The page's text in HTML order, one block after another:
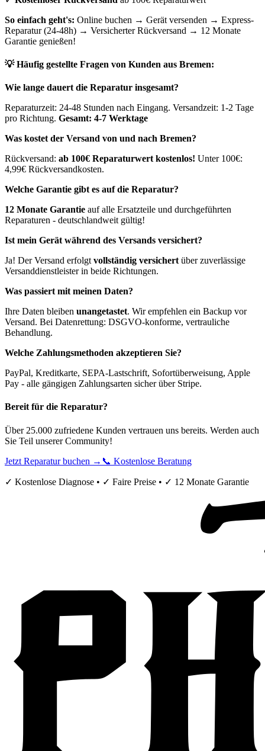
So einfach geht's: Online buchen → Gerät versenden → Express-
Reparatur (24-48h) → Versicherter Rückversand → 12 Monate
Garantie genießen!
💡 Häufig gestellte Fragen von Kunden aus Bremen:
Wie lange dauert die Reparatur insgesamt?
Reparaturzeit: 24-48 Stunden nach Eingang. Versandzeit: 1-2 Tage
pro Richtung. Gesamt: 4-7 Werktage
Was kostet der Versand von und nach Bremen?
Rückversand: ab 100€ Reparaturwert kostenlos! Unter 100€:
4,99€ Rückversandkosten.
Welche Garantie gibt es auf die Reparatur?
12 Monate Garantie auf alle Ersatzteile und durchgeführten
Reparaturen - deutschlandweit gültig!
Ist mein Gerät während des Versands versichert?
Ja! Der Versand erfolgt vollständig versichert über zuverlässige
Versanddienstleister in beide Richtungen.
Was passiert mit meinen Daten?
Ihre Daten bleiben unangetastet. Wir empfehlen ein Backup vor
Versand. Bei Datenrettung: DSGVO-konforme, vertrauliche
Behandlung.
Welche Zahlungsmethoden akzeptieren Sie?
PayPal, Kreditkarte, SEPA-Lastschrift, Sofortüberweisung, Apple
Pay - alle gängigen Zahlungsarten sicher über Stripe.
Bereit für die Reparatur?
Über 25.000 zufriedene Kunden vertrauen uns bereits. Werden auch
Sie Teil unserer Community!
Jetzt Reparatur buchen → 📞 Kostenlose Beratung
✓ Kostenlose Diagnose • ✓ Faire Preise • ✓ 12 Monate Garantie